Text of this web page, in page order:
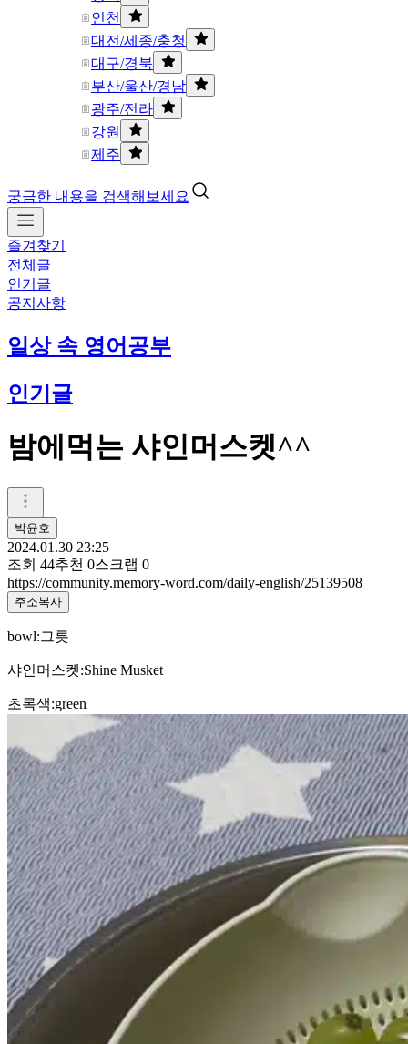
인천
대전/세종/충청
대구/경북
부산/울산/경남
광주/전라
강원
제주
궁금한 내용을 검색해보세요
즐겨찾기
전체글
인기글
공지사항
일상 속 영어공부
인기글
밤에먹는 샤인머스켓^^
박윤호
2024.01.30 23:25
조회 44추천 0스크랩 0
https://community.memory-word.com/daily-english/25139508
주소복사
bowl:그릇
샤인머스켓:Shine Musket
초록색:green